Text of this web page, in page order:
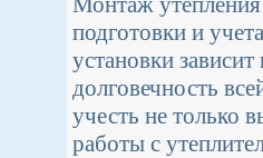
подготовки и
установки
долговечность
учесть не только
работы с